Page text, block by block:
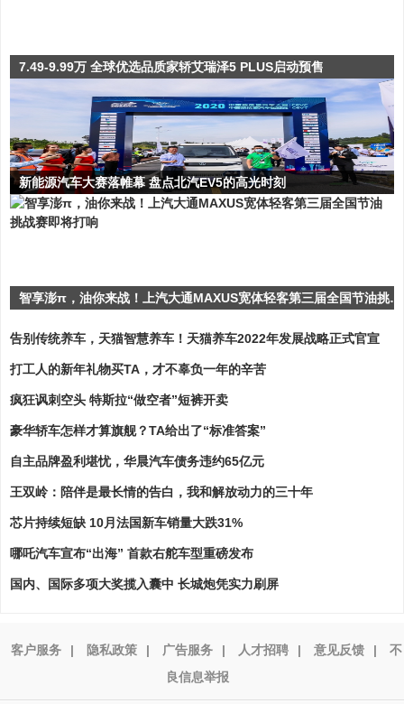
7.49-9.99万 全球优选品质家轿艾瑞泽5 PLUS启动预售
新能源汽车大赛落帷幕 盘点北汽EV5的高光时刻
智享澎π，油你来战！上汽大通MAXUS宽体轻客第三届全国节油挑战赛即将打响
告别传统养车，天猫智慧养车！天猫养车2022年发展战略正式官宣
打工人的新年礼物买TA，才不辜负一年的辛苦
疯狂讽刺空头 特斯拉“做空者”短裤开卖
豪华轿车怎样才算旗舰？TA给出了“标准答案”
自主品牌盈利堪忧，华晨汽车债务违约65亿元
王双岭：陪伴是最长情的告白，我和解放动力的三十年
芯片持续短缺 10月法国新车销量大跌31%
哪吒汽车宣布“出海” 首款右舵车型重磅发布
国内、国际多项大奖揽入囊中 长城炮凭实力刷屏
客户服务 | 隐私政策 | 广告服务 | 人才招聘 | 意见反馈 |
不
良信息举报